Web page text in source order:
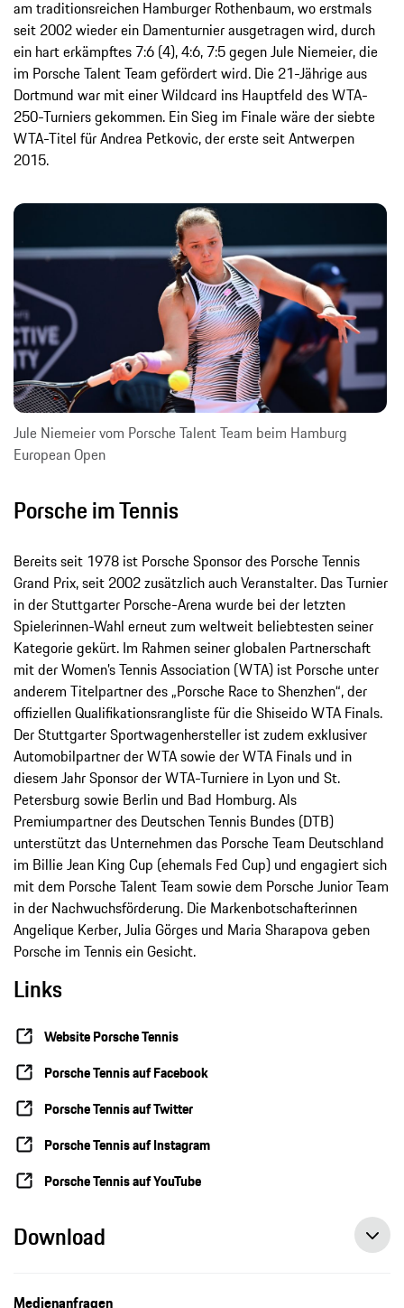
am traditionsreichen Hamburger Rothenbaum, wo erstmals
seit 2002 wieder ein Damenturnier ausgetragen wird, durch
ein hart erkämpftes 7:6 (4), 4:6, 7:5 gegen Jule Niemeier, die
im Porsche Talent Team gefördert wird. Die 21-Jährige aus
Dortmund war mit einer Wildcard ins Hauptfeld des WTA-
250-Turniers gekommen. Ein Sieg im Finale wäre der siebte
WTA-Titel für Andrea Petkovic, der erste seit Antwerpen
2015.
Jule Niemeier vom Porsche Talent Team beim Hamburg
European Open
Porsche im Tennis
Bereits seit 1978 ist Porsche Sponsor des Porsche Tennis
Grand Prix, seit 2002 zusätzlich auch Veranstalter. Das Turnier
in der Stuttgarter Porsche-Arena wurde bei der letzten
Spielerinnen-Wahl erneut zum weltweit beliebtesten seiner
Kategorie gekürt. Im Rahmen seiner globalen Partnerschaft
mit der Women’s Tennis Association (WTA) ist Porsche unter
anderem Titelpartner des „Porsche Race to Shenzhen“, der
offiziellen Qualifikationsrangliste für die Shiseido WTA Finals.
Der Stuttgarter Sportwagenhersteller ist zudem exklusiver
Automobilpartner der WTA sowie der WTA Finals und in
diesem Jahr Sponsor der WTA-Turniere in Lyon und St.
Petersburg sowie Berlin und Bad Homburg. Als
Premiumpartner des Deutschen Tennis Bundes (DTB)
unterstützt das Unternehmen das Porsche Team Deutschland
im Billie Jean King Cup (ehemals Fed Cup) und engagiert sich
mit dem Porsche Talent Team sowie dem Porsche Junior Team
in der Nachwuchsförderung. Die Markenbotschafterinnen
Angelique Kerber, Julia Görges und Maria Sharapova geben
Porsche im Tennis ein Gesicht.
Links
Website Porsche Tennis
Porsche Tennis auf Facebook
Porsche Tennis auf Twitter
Porsche Tennis auf Instagram
Porsche Tennis auf YouTube
Download
Medienanfragen